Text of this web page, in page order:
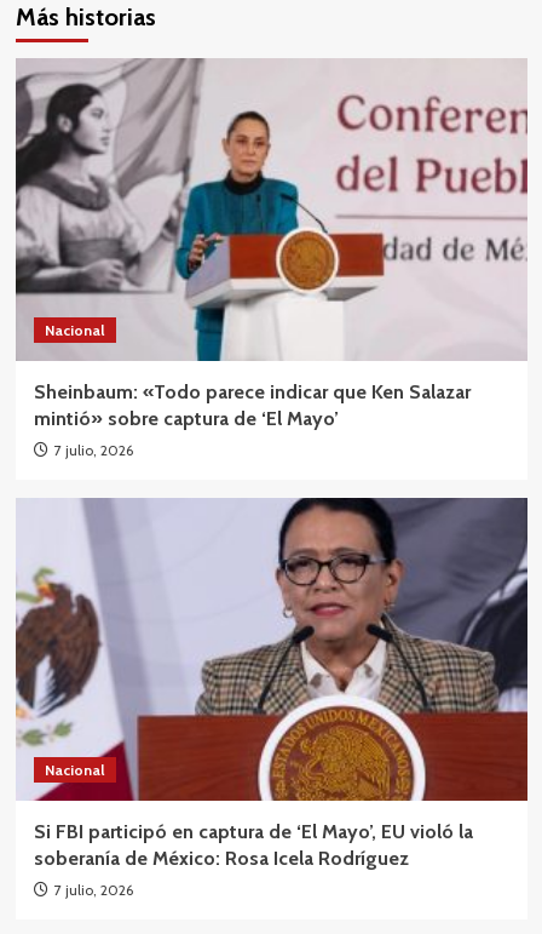
Más historias
Nacional
Sheinbaum: «Todo parece indicar que Ken Salazar
mintió» sobre captura de ‘El Mayo’
7 julio, 2026
Nacional
Si FBI participó en captura de ‘El Mayo’, EU violó la
soberanía de México: Rosa Icela Rodríguez
7 julio, 2026